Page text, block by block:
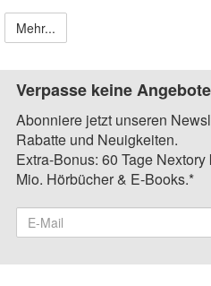
Mehr...
Verpasse keine
Abonniere jetzt unseren
Rabatte und Neuigkeiten.
Extra-Bonus: 60 Tage
Mio. Hörbücher & E-Books.*